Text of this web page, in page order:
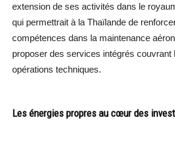
extension de ses activités dans le
qui permettrait à la Thaïlande de
compétences dans la maintenance
proposer des services intégrés couvrant
opérations techniques.
Les énergies propres au cœur des